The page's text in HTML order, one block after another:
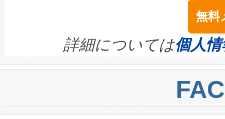
ームを利用すれば、6,000万
きます。この効率性は、フェ
念は、現在データセンターが
ます。 Voltaiq provides a
quality and reliability for AI
BESS stack to ensure battery
centers. Voltaiqは、ai&のAI
からシステム統合、試運転、
イズの小径化を実現すること
す。ノーマルモードでは、
ートル先まで検出でき、これ
トに対して約600メートルに
では、反射率10％のターゲッ
無料
詳細については個人